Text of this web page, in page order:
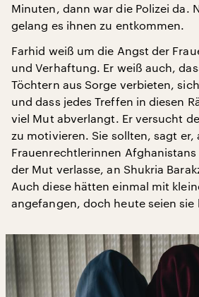
Minuten, dann war die Polizei da.
gelang es ihnen zu entkommen.
Farhid weiß um die Angst der
und Verhaftung. Er weiß auch,
Töchtern aus Sorge verbieten,
und dass jedes Treffen in diesen
viel Mut abverlangt. Er versucht
zu motivieren. Sie sollten, sagt er,
Frauenrechtlerinnen
der Mut verlasse, an Shukria
Auch diese hätten einmal mit
angefangen, doch heute seien sie